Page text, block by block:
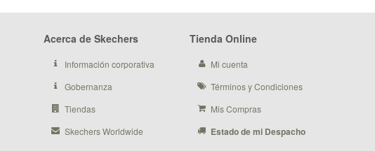
Acerca de Skechers
Información corporativa
Gobernanza
Tiendas
Skechers Worldwide
Tienda Online
Mi cuenta
Términos y Condiciones
Mis Compras
Estado de mi Despacho